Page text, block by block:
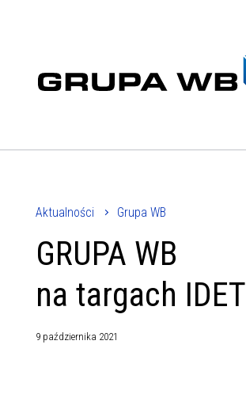
Aktualności Grupa WB
GRUPA WB
na targach IDET
9 października 2021